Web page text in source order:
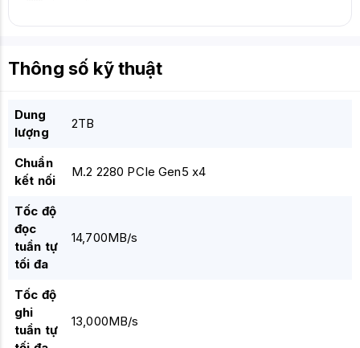
Thông số kỹ thuật
Dung
lượng
2TB
Chuẩn
kết nối
M.2 2280 PCIe Gen5 x4
Tốc độ
đọc
tuần tự
tối đa
14,700MB/s
Tốc độ
ghi
tuần tự
13,000MB/s